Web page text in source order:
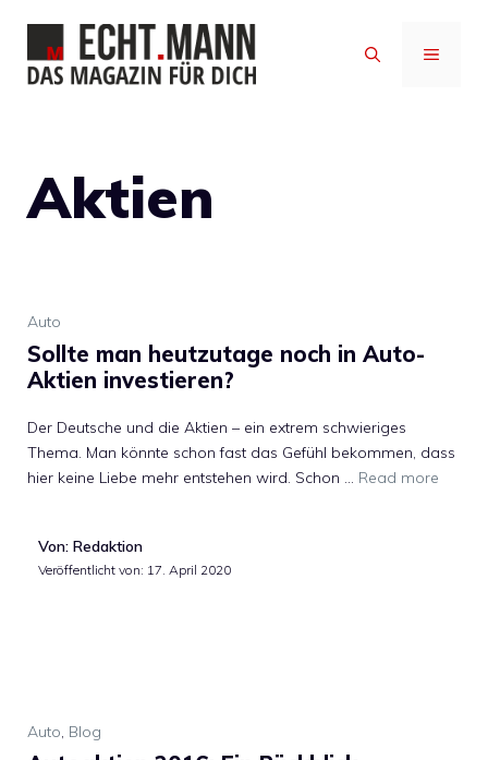
Inhalt
springen
MENÜ
Aktien
Auto
Sollte man heutzutage noch in Auto-
Aktien investieren?
Der Deutsche und die Aktien – ein extrem schwieriges
Thema. Man könnte schon fast das Gefühl bekommen, dass
hier keine Liebe mehr entstehen wird. Schon … Read more
Von: Redaktion
Veröffentlicht von: 17. April 2020
Auto, Blog